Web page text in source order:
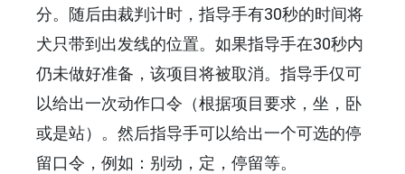
分。随后由裁判计时，指导手有30秒的时间将
犬只带到出发线的位置。如果指导手在30秒内
仍未做好准备，该项目将被取消。指导手仅可
以给出一次动作口令（根据项目要求，坐，卧
或是站）。然后指导手可以给出一个可选的停
留口令，例如：别动，定，停留等。